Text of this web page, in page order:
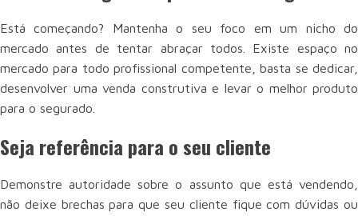
Está começando? Mantenha o seu foco em um nicho do
mercado antes de tentar abraçar todos. Existe espaço no
mercado para todo profissional competente, basta se dedicar,
desenvolver uma venda construtiva e levar o melhor produto
para o segurado.
Seja referência para o seu cliente
Demonstre autoridade sobre o assunto que está vendendo,
não deixe brechas para que seu cliente fique com dúvidas ou